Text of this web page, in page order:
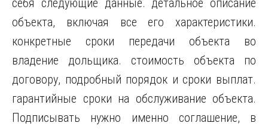
себя следующие данные. детальное описание
объекта, включая все его характеристики.
конкретные сроки передачи объекта во
владение дольщика. стоимость объекта по
договору, подробный порядок и сроки выплат.
гарантийные сроки на обслуживание объекта.
Подписывать нужно именно соглашение, в